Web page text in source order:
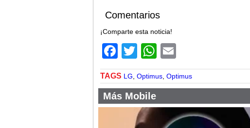
Comentarios
¡Comparte esta noticia!
Facebook
TwitterWhatsApp
TAGS LG Optimus Optimus
Más Mobile